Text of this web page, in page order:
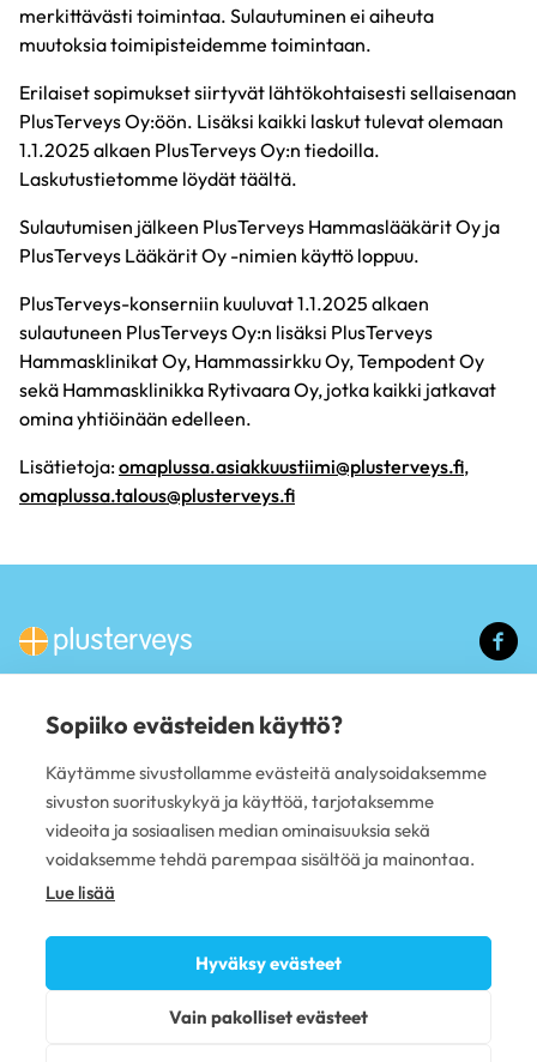
merkittävästi toimintaa. Sulautuminen ei aiheuta
muutoksia toimipisteidemme toimintaan.
Erilaiset sopimukset siirtyvät lähtökohtaisesti sellaisenaan
PlusTerveys Oy:öön. Lisäksi kaikki laskut tulevat olemaan
1.1.2025 alkaen PlusTerveys Oy:n tiedoilla.
Laskutustietomme löydät täältä.
Sulautumisen jälkeen PlusTerveys Hammaslääkärit Oy ja
PlusTerveys Lääkärit Oy -nimien käyttö loppuu.
PlusTerveys-konserniin kuuluvat 1.1.2025 alkaen
sulautuneen PlusTerveys Oy:n lisäksi PlusTerveys
Hammasklinikat Oy, Hammassirkku Oy, Tempodent Oy
sekä Hammasklinikka Rytivaara Oy, jotka kaikki jatkavat
omina yhtiöinään edelleen.
Lisätietoja:omaplussa.asiakkuustiimi@plusterveys.fi,
omaplussa.talous@plusterveys.fi
PALVELUT
Hammashoito
Mielenterveys
Yrityspalvelut
PLUSTERVEYS OY
Anna palautetta
Tietosuojaseloste
Evästekäytännöt
Sopiiko evästeiden käyttö?
Käytämme sivustollamme evästeitä analysoidaksemme
sivuston suorituskykyä ja käyttöä, tarjotaksemme
videoita ja sosiaalisen median ominaisuuksia sekä
voidaksemme tehdä parempaa sisältöä ja mainontaa.
Lue lisää
Hyväksy evästeet
Vain pakolliset evästeet